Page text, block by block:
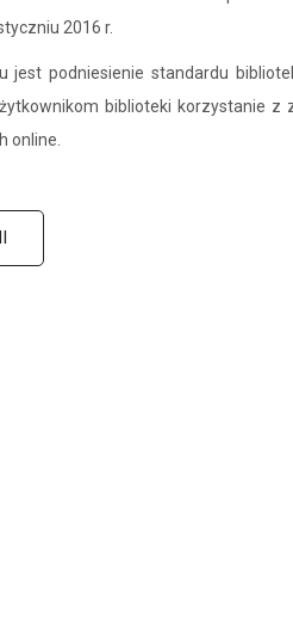
2016 r.
jest podniesienie standardu
biblioteki korzystanie
online.